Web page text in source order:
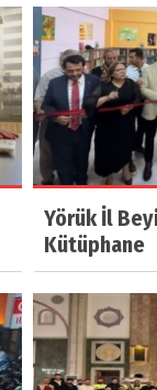
Yörük İl
Kütüphane